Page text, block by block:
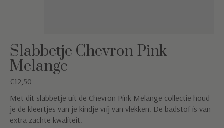
Slabbetje Chevron Pink
Melange
€12,50
Met dit slabbetje uit de Chevron Pink Melange collectie houd
je de kleertjes van je kindje vrij van vlekken. De badstof is van
extra zachte kwaliteit.